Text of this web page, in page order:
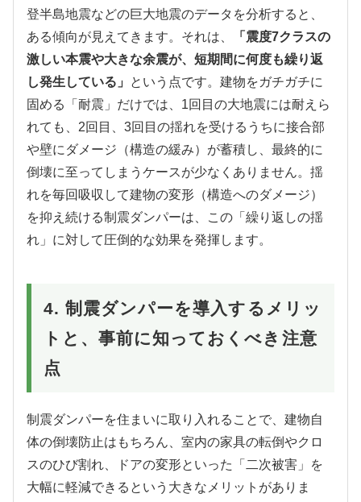
登半島地震などの巨大地震のデータを分析すると、
ある傾向が見えてきます。それは、
「震度7クラスの
激しい本震や大きな余震が、短期間に何度も繰り返
し発生している」
という点です。建物をガチガチに
固める「耐震」だけでは、1回目の大地震には耐えら
れても、2回目、3回目の揺れを受けるうちに接合部
や壁にダメージ（構造の緩み）が蓄積し、最終的に
倒壊に至ってしまうケースが少なくありません。揺
れを毎回吸収して建物の変形（構造へのダメージ）
を抑え続ける制震ダンパーは、この「繰り返しの揺
れ」に対して圧倒的な効果を発揮します。
4. 制震ダンパーを導入するメリッ
トと、事前に知っておくべき注意
点
制震ダンパーを住まいに取り入れることで、建物自
体の倒壊防止はもちろん、室内の家具の転倒やクロ
スのひび割れ、ドアの変形といった「二次被害」を
大幅に軽減できるという大きなメリットがありま